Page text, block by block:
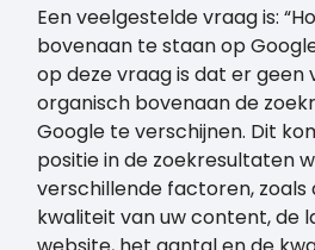
Een veelgestelde vraag is:
bovenaan te staan op
op deze vraag is dat er geen
organisch bovenaan de
Google te verschijnen. Dit
positie in de zoekresultaten
verschillende factoren, zoals
kwaliteit van uw content, de